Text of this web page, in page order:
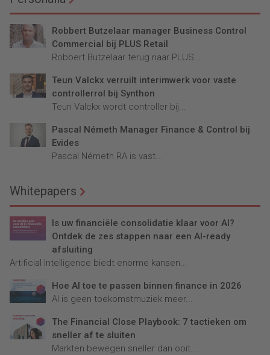
Robbert Butzelaar manager Business Control
Commercial bij PLUS Retail
Robbert Butzelaar terug naar PLUS...
Teun Valckx verruilt interimwerk voor vaste
controllerrol bij Synthon
Teun Valckx wordt controller bij...
Pascal Németh Manager Finance & Control bij
Evides
Pascal Németh RA is vast...
Whitepapers
Is uw financiële consolidatie klaar voor AI?
Ontdek de zes stappen naar een AI-ready
afsluiting
Artificial Intelligence biedt enorme kansen...
Hoe AI toe te passen binnen finance in 2026
AI is geen toekomstmuziek meer...
The Financial Close Playbook: 7 tactieken om
sneller af te sluiten
Markten bewegen sneller dan ooit....